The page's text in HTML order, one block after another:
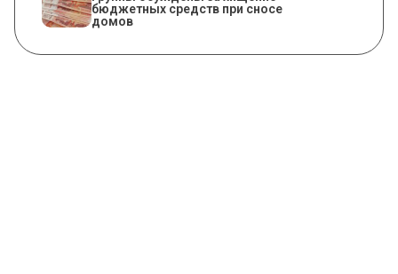
бюджетных средств при сносе
домов